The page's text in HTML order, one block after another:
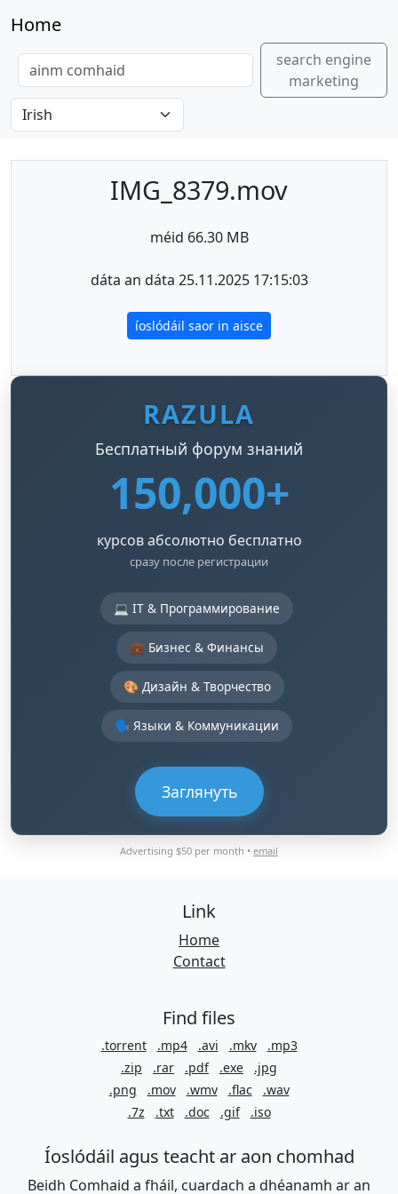
Home
search engine
marketing
IMG_8379.mov
méid 66.30 MB
dáta an dáta 25.11.2025 17:15:03
íoslódáil saor in aisce
RAZULA
Бесплатный форум знаний
150,000+
курсов абсолютно бесплатно
сразу после регистрации
💻 IT & Программирование
💼 Бизнес & Финансы
🎨 Дизайн & Творчество
🗣️ Языки & Коммуникации
Заглянуть
Advertising $50 per month • email
Link
Home
Contact
Find files
.torrent .mp4 .avi .mkv
.mp3
.zip
.rar .pdf .exe
.jpg
.png
.mov .wmv .flac
.wav
.7z
.txt .doc .gif .iso
Íoslódáil agus teacht ar aon chomhad
Beidh Comhaid a fháil, cuardach a dhéanamh ar an